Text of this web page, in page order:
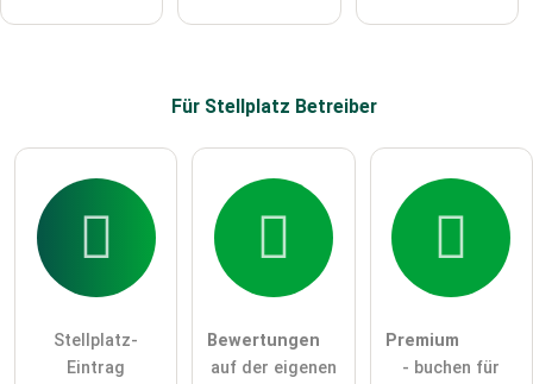
Für Stellplatz Betreiber
Stellplatz-
Eintrag
Bewertungen
auf der eigenen
Premium
- buchen für